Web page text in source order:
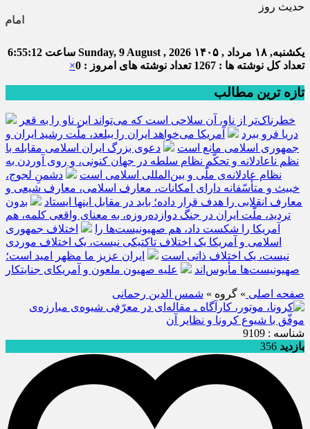
حدیث روز
امام علی (ع) می فرماید : هر
یکشنبه, ۱۸ مرداد , ۱۴۰۵ Sunday, 9 August , 2026 ساعت 6:55:13
تعداد کل نوشته ها : 1267
تعداد نوشته های امروز : 0 ×
تازه ترین مطالب
خطرناک‌تر از ناو، آن سلاحی است که می‌تواند این ناو را به قعر
دریا فرو ببرد
آمریکا می‌خواهد ایران را ببلعد، ملّت رشید ایران و
جمهوری اسلامی مانع است
دعوی بزرگ ایران اسلامی مقابله با
نظم ناعادلانه و تحکّم نظام سلطه در جهان کنونی، و روی آوردن به
نظام عادلانه‌ی ملّی و بین‌المللی اسلامی است
دشمنِ لجوج،
خبیث و متأسّفانه دارای امکانات، معارف اسلامی، معارف شیعی و
معارف انقلابی را هدف قرار داده؛ باید در مقابل اینها ایستاد
بدون
تردید، ملّت ایران در جنگ دوازده‌روزه، به معنای واقعی کلمه، هم
آمریکا را شکست داد، هم صهیونیست‌ها را
اختلاف جمهوری
اسلامی و آمریکا یک اختلاف تاکتیکی نیست، یک اختلاف موردی
نیست، یک اختلاف ذاتی است
ایران عزیز ما مظهر امید است؛
صهیونیست‌ها مأیوس‌اند
علیه صهیون ملعون و آمریکای جنایتکار
صفحه اصلی » گروه » شمس الدین رحمانی
شناسه : 9109
بازدید 356